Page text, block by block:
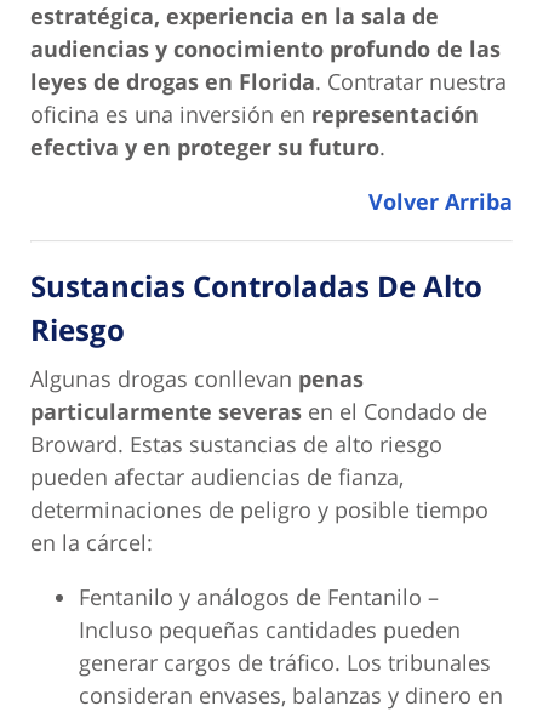
estratégica, experiencia en la sala de
audiencias y conocimiento profundo de las
leyes de drogas en Florida. Contratar nuestra
oficina es una inversión en representación
efectiva y en proteger su futuro.
Volver Arriba
Sustancias Controladas De Alto
Riesgo
Algunas drogas conllevan penas
particularmente severas en el Condado de
Broward. Estas sustancias de alto riesgo
pueden afectar audiencias de fianza,
determinaciones de peligro y posible tiempo
en la cárcel:
Fentanilo y análogos de Fentanilo –
Incluso pequeñas cantidades pueden
generar cargos de tráfico. Los tribunales
consideran envases, balanzas y dinero en